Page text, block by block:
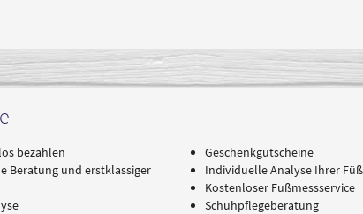
bezahlen
Beratung und erstklassiger
Geschenkgutscheine
Individuelle Analyse Ihrer
Kostenloser Fußmessservice
Schuhpflegeberatung